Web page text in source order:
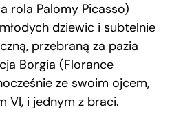
rola Palomy Picasso)
dziewic i subtelnie
przebraną za pazia
Borgia (Florance
ze swoim ojcem,
VI, i jednym z braci.